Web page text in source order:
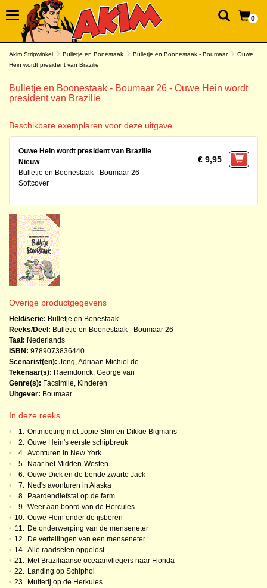
0
Akim Stripwinkel Bulletje en Bonestaak Bulletje en Boonestaak - Boumaar
Ouwe
Hein wordt president van Brazilie
Bulletje en Boonestaak - Boumaar 26 - Ouwe Hein wordt
president van Brazilie
Beschikbare exemplaren voor deze uitgave
Ouwe Hein wordt president van Brazilie
Nieuw
Bulletje en Boonestaak - Boumaar 26
Softcover
€ 9,95
Overige productgegevens
Held/serie: Bulletje en Bonestaak
Reeks/Deel: Bulletje en Boonestaak - Boumaar 26
Taal: Nederlands
ISBN: 9789073836440
Scenarist(en): Jong, Adriaan Michiel de
Tekenaar(s): Raemdonck, George van
Genre(s): Facsimile, Kinderen
Uitgever: Boumaar
In deze reeks
• 1. Ontmoeting met Jopie Slim en Dikkie Bigmans
•
2. Ouwe Hein's eerste schipbreuk
•
4. Avonturen in New York
•
5. Naar het Midden-Westen
•
6. Ouwe Dick en de bende zwarte Jack
•
7. Ned's avonturen in Alaska
•
8. Paardendiefstal op de farm
•
9. Weer aan boord van de Hercules
• 10. Ouwe Hein onder de ijsberen
• 11. De onderwerping van de menseneter
• 12. De vertellingen van een menseneter
• 14. Alle raadselen opgelost
• 21. Met Braziliaanse oceaanvliegers naar Florida
• 22. Landing op Schiphol
• 23. Muiterij op de Herkules